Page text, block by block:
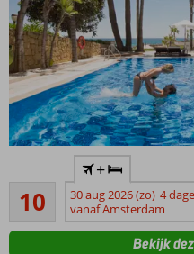
recommended;
minimale
leeftijd 16 jaar
Op 5
10Uitmuntend
3
beoordelingen
+
30 aug 2026 (zo) 4
vanaf Amsterdam
Bekijk